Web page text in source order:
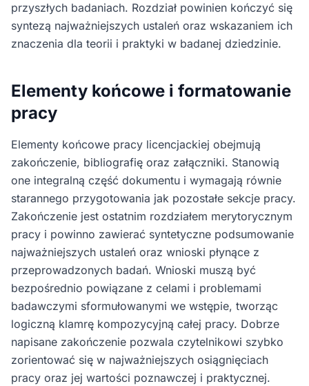
przyszłych badaniach. Rozdział powinien kończyć się
syntezą najważniejszych ustaleń oraz wskazaniem ich
znaczenia dla teorii i praktyki w badanej dziedzinie.
Elementy końcowe i formatowanie
pracy
Elementy końcowe pracy licencjackiej obejmują
zakończenie, bibliografię oraz załączniki. Stanowią
one integralną część dokumentu i wymagają równie
starannego przygotowania jak pozostałe sekcje pracy.
Zakończenie jest ostatnim rozdziałem merytorycznym
pracy i powinno zawierać syntetyczne podsumowanie
najważniejszych ustaleń oraz wnioski płynące z
przeprowadzonych badań. Wnioski muszą być
bezpośrednio powiązane z celami i problemami
badawczymi sformułowanymi we wstępie, tworząc
logiczną klamrę kompozycyjną całej pracy. Dobrze
napisane zakończenie pozwala czytelnikowi szybko
zorientować się w najważniejszych osiągnięciach
pracy oraz jej wartości poznawczej i praktycznej.